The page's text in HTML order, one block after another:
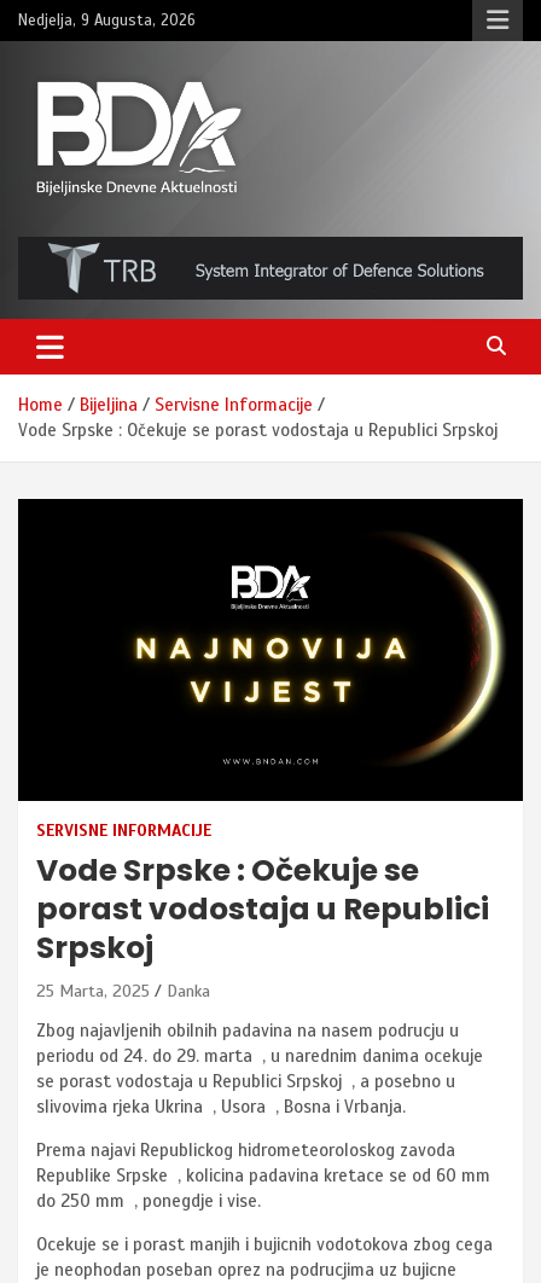
Skip
to
Nedjelja, 9 Augusta, 2026
BNDAN.com
Home Bijeljina
Servisne Informacije
Vode Srpske : Očekuje se porast vodostaja u Republici Srpskoj
SERVISNE INFORMACIJE
Vode Srpske : Očekuje se
porast vodostaja u Republici
Srpskoj
25 Marta, 2025 Danka
Zbog najavljenih obilnih padavina na nasem podrucju u
periodu od 24. do 29. marta , u narednim danima ocekuje
se porast vodostaja u Republici Srpskoj , a posebno u
slivovima rjeka Ukrina , Usora , Bosna i Vrbanja.
Prema najavi Republickog hidrometeoroloskog zavoda
Republike Srpske , kolicina padavina kretace se od 60 mm
do 250 mm , ponegdje i vise.
Ocekuje se i porast manjih i bujicnih vodotokova zbog cega
je neophodan poseban oprez na podrucjima uz bujicne